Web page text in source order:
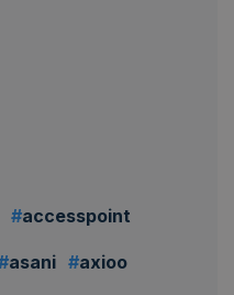
accesspoint
asani axioo